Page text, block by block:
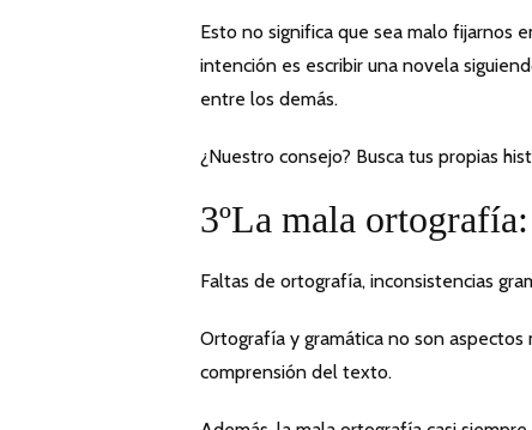
Esto no significa que sea malo fijarnos
intención es escribir una novela
entre los demás.
¿Nuestro consejo? Busca tus propias
3ºLa mala ortografía:
Faltas de ortografía, inconsistencias
Ortografía y gramática no son
comprensión del texto.